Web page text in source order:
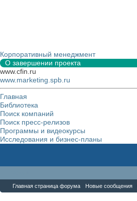
Корпоративный менеджмент
О завершении проекта
www.cfin.ru
www.marketing.spb.ru
Главная
Библиотека
Поиск компаний
Поиск пресс-релизов
Программы и видеокурсы
Исследования и бизнес-планы
Главная страница форума Новые сообщения